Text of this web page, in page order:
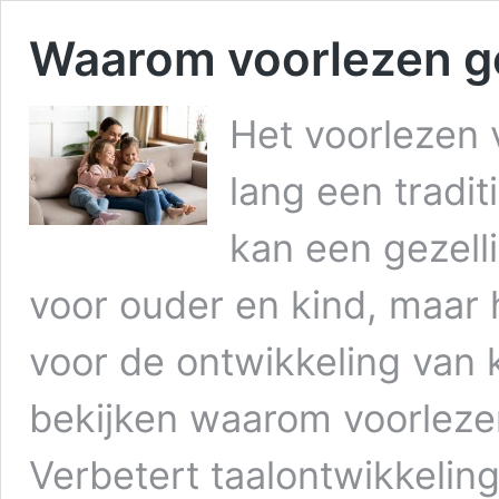
Waarom voorlezen
Het voorlezen
lang een
kan een
voor ouder en kind,
voor de ontwikkeling van
bekijken waarom
Verbetert